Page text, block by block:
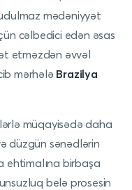
mədəniyyət
cəlbedici edən əsas
etməzdən əvvəl
mərhələ Brazilya
müqayisədə daha
düzgün sənədlərin
ehtimalına birbaşa
belə prosesin